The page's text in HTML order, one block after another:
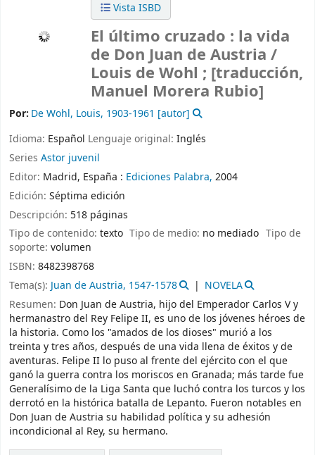
Vista ISBD
El último cruzado : la vida
de Don Juan de Austria /
Louis de Wohl ; [traducción,
Manuel Morera Rubio]
Por: De Wohl, Louis, 1903-1961 [autor]
Idioma: Español Lenguaje original: Inglés
Series Astor juvenil
Editor: Madrid, España : Ediciones Palabra, 2004
Edición: Séptima edición
Descripción: 518 páginas
Tipo de contenido: texto Tipo de medio: no mediado Tipo de
soporte: volumen
ISBN: 8482398768
Tema(s): Juan de Austria, 1547-1578
NOVELA
Resumen: Don Juan de Austria, hijo del Emperador Carlos V y
hermanastro del Rey Felipe II, es uno de los jóvenes héroes de
la historia. Como los "amados de los dioses" murió a los
treinta y tres años, después de una vida llena de éxitos y de
aventuras. Felipe II lo puso al frente del ejército con el que
ganó la guerra contra los moriscos en Granada; más tarde fue
Generalísimo de la Liga Santa que luchó contra los turcos y los
derrotó en la histórica batalla de Lepanto. Fueron notables en
Don Juan de Austria su habilidad política y su adhesión
incondicional al Rey, su hermano.